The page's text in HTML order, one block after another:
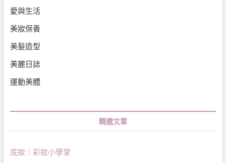
愛與生活
美妝保養
美髮造型
美麗日誌
運動美體
精選文章
底妝｜彩妝小學堂